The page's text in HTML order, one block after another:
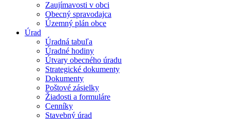
Zaujímavosti v obci
Obecný spravodajca
Územný plán obce
Úrad
Úradná tabuľa
Úradné hodiny
Útvary obecného úradu
Strategické dokumenty
Dokumenty
Poštové zásielky
Žiadosti a formuláre
Cenníky
Stavebný úrad